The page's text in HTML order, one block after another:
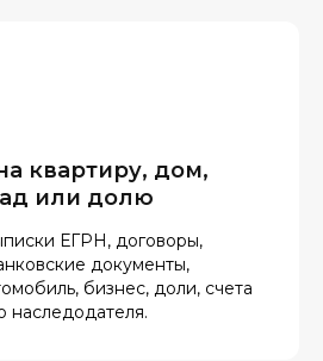
квартиру, дом,
или долю
ЕГРН, договоры,
документы,
бизнес, доли, счета
наследодателя.